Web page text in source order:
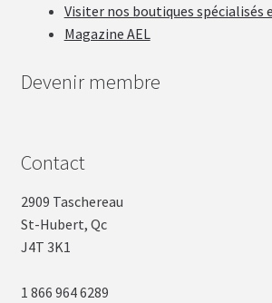
Visiter nos boutiques spécialisés
Magazine AEL
Devenir membre
Contact
2909 Taschereau
St-Hubert, Qc
J4T 3K1
1 866 964 6289